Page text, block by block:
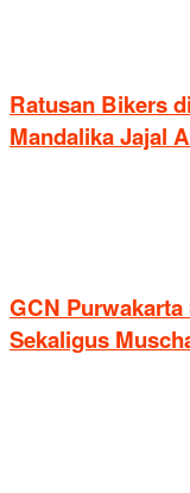
Ratusan Bikers
Mandalika Jajal
GCN
Sekaligus